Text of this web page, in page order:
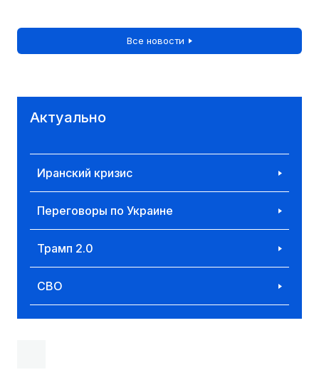
Все новости
Актуально
Иранский кризис
Переговоры по Украине
Трамп 2.0
СВО